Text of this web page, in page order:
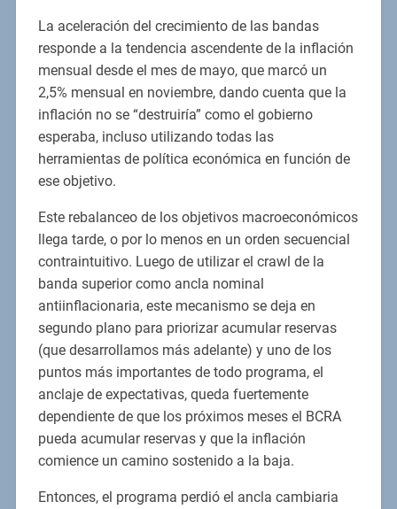
La aceleración del crecimiento de las bandas
responde a la tendencia ascendente de la inflación
mensual desde el mes de mayo, que marcó un
2,5% mensual en noviembre, dando cuenta que la
inflación no se “destruiría” como el gobierno
esperaba, incluso utilizando todas las
herramientas de política económica en función de
ese objetivo.
Este rebalanceo de los objetivos macroeconómicos
llega tarde, o por lo menos en un orden secuencial
contraintuitivo. Luego de utilizar el crawl de la
banda superior como ancla nominal
antiinflacionaria, este mecanismo se deja en
segundo plano para priorizar acumular reservas
(que desarrollamos más adelante) y uno de los
puntos más importantes de todo programa, el
anclaje de expectativas, queda fuertemente
dependiente de que los próximos meses el BCRA
pueda acumular reservas y que la inflación
comience un camino sostenido a la baja.
Entonces, el programa perdió el ancla cambiaria